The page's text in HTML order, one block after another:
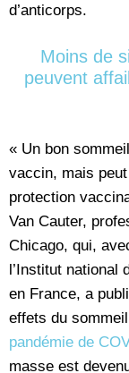
d’anticorps.
Moins de
peuvent
« Un bon
vaccin, mais
protection
Van Cauter,
Chicago, qui,
l’Institut national
en France, a
effets du
pandémie de
masse est